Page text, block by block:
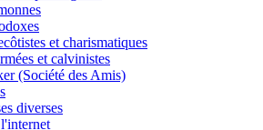
et charismatiques
et calvinistes
(Société des Amis)
diverses